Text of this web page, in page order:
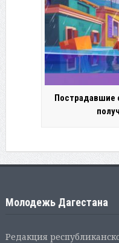
Пострадавшие
Молодежь Дагестана
Редакция